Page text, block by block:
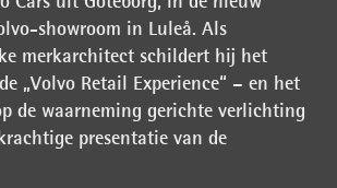
showroom in Luleå. Als
merkarchitect schildert hij het
„Volvo Retail Experience“ – en het
de waarneming gerichte verlichting
presentatie van de